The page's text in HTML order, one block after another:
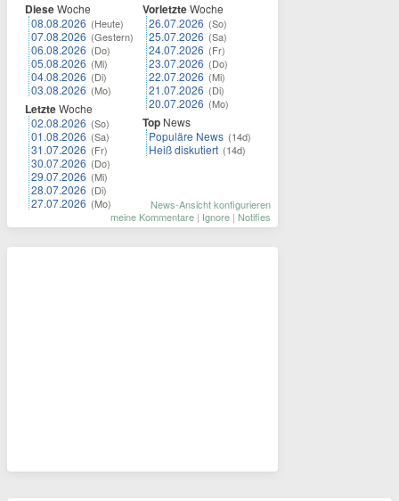
DieseWoche
08.08.2026 (Heute)
07.08.2026 (Gestern)
06.08.2026 (Do)
05.08.2026 (Mi)
04.08.2026 (Di)
03.08.2026 (Mo)
LetzteWoche
02.08.2026 (So)
01.08.2026 (Sa)
31.07.2026 (Fr)
30.07.2026 (Do)
29.07.2026 (Mi)
28.07.2026 (Di)
27.07.2026 (Mo)
VorletzteWoche
26.07.2026 (So)
25.07.2026 (Sa)
24.07.2026 (Fr)
23.07.2026 (Do)
22.07.2026 (Mi)
21.07.2026 (Di)
20.07.2026 (Mo)
Top News
Populäre News (14d)
Heiß diskutiert (14d)
News-Ansicht konfigurieren
meine Kommentare | Ignore | Notifies